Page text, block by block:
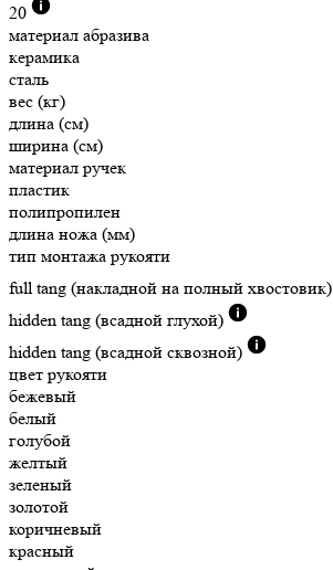
20
материал абразива
керамика
сталь
вес (кг)
длина (см)
ширина (см)
материал ручек
пластик
полипропилен
длина ножа (мм)
тип монтажа рукояти
full tang (накладной на полный хвостовик)
hidden tang (всадной глухой)
hidden tang (всадной сквозной)
цвет рукояти
бежевый
белый
голубой
желтый
зеленый
золотой
коричневый
красный